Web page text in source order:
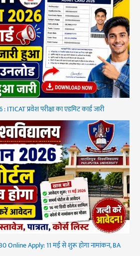
प्रवेश परीक्षा का एडमिट कार्ड जारी
Online Apply: 11 मई से शुरू होगा नामांकन, BA